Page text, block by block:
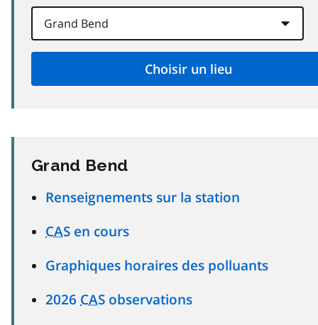
Grand Bend
Renseignements sur la station
CAS en cours
Graphiques horaires des polluants
2026 CAS observations